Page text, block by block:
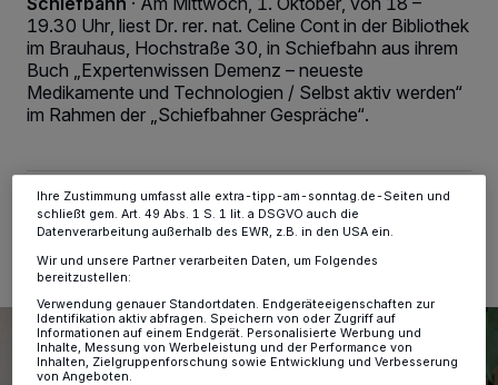
19.30 Uhr, liest Dr. rer. nat. Celine Cont in der Bibliothek
im Brauhaus, Hochstraße 30, in Schiefbahn aus ihrem
Buch „Expertenwissen Demenz – neueste
Medikamente und Technologien / Selbst aktiv werden“
im Rahmen der „Schiefbahner Gespräche“.
28.09.2025 , 17:26 Uhr 2 Minuten Lesezeit
Kennungen auf Ihrem Gerät zu. Durch Auswahl von OK aktivieren Sie
Tracking-Technologien für die unter „Wir und unsere Partner
verarbeiten Daten, um Ihnen Dienste bereitzustellen“ aufgeführten
Zwecke. Wenn Tracker deaktiviert sind, sind manche Inhalte und
Anzeigen möglicherweise nicht mehr so relevant für Sie. Sie können
dieses Menü jederzeit wieder aufrufen, um Ihre Einstellungen zu
ändern oder Ihre Einwilligung zu widerrufen, indem Sie auf den Link
Informationen finden Sie in unserer Datenschutzerklärung.
Ihre Zustimmung umfasst alle extra-tipp-am-sonntag.de-Seiten und
schließt gem. Art. 49 Abs. 1 S. 1 lit. a DSGVO auch die
Datenverarbeitung außerhalb des EWR, z.B. in den USA ein.
Wir und unsere Partner verarbeiten Daten, um Folgendes
bereitzustellen:
Verwendung genauer Standortdaten. Endgeräteeigenschaften zur
Identifikation aktiv abfragen. Speichern von oder Zugriff auf
Informationen auf einem Endgerät. Personalisierte Werbung und
Inhalte, Messung von Werbeleistung und der Performance von
Inhalten, Zielgruppenforschung sowie Entwicklung und Verbesserung
von Angeboten.